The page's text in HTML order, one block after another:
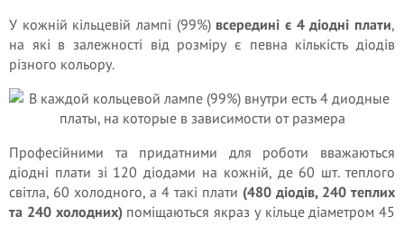
У кожній кільцевій лампі (99%) всередині є 4 діодні плати,
на які в залежності від розміру є певна кількість діодів
різного кольору.
Професійними та придатними для роботи вважаються
діодні плати зі 120 діодами на кожній, де 60 шт. теплого
світла, 60 холодного, а 4 такі плати (480 діодів, 240 теплих
та 240 холодних)поміщаються якраз у кільце діаметром 45